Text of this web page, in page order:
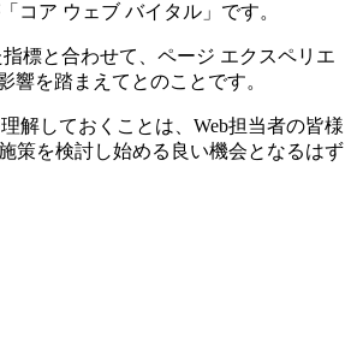
コア ウェブ バイタル」です。
標と合わせて、ページ エクスペリエ
響を踏まえてとのことです。
解しておくことは、Web担当者の皆様
策を検討し始める良い機会となるはず